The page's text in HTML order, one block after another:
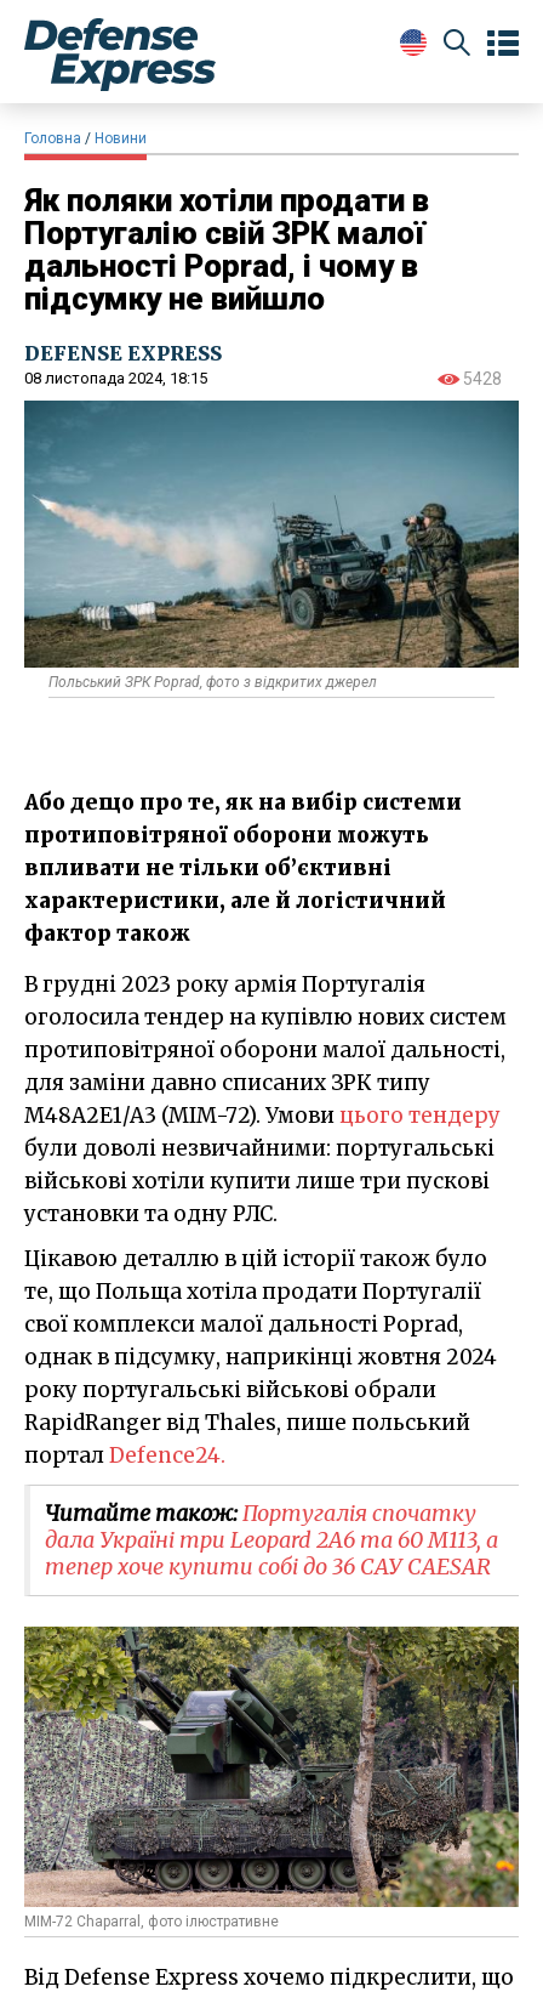
Головна Новини
Як поляки хотіли продати в
Португалію свій ЗРК малої
дальності Poprad, і чому в
підсумку не вийшло
DEFENSE EXPRESS
08 листопада 2024, 18:15 5428
Польський ЗРК Poprad, фото з відкритих джерел
Або дещо про те, як на вибір системи
протиповітряної оборони можуть
впливати не тільки об’єктивні
характеристики, але й логістичний
фактор також
В грудні 2023 року армія Португалія
оголосила тендер на купівлю нових систем
протиповітряної оборони малої дальності,
для заміни давно списаних ЗРК типу
M48A2E1/A3 (MIM-72). Умовицього тендеру
були доволі незвичайними: португальські
військові хотіли купити лише три пускові
установки та одну РЛС.
Цікавою деталлю в цій історії також було
те, що Польща хотіла продати Португалії
свої комплекси малої дальності Poprad,
однак в підсумку, наприкінці жовтня 2024
року португальські військові обрали
RapidRanger від Thales, пише польський
порталDefence24.
Читайте також:Португалія спочатку
дала Україні три Leopard 2A6 та 60 M113, а
тепер хоче купити собі до 36 САУ CAESAR
MIM-72 Chaparral, фото ілюстративне
Від Defense Express хочемо підкреслити, що